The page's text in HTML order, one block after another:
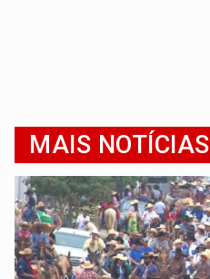
MAIS NOTÍCIAS